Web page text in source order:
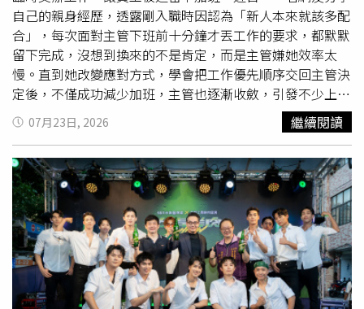
而不是把怨氣投射到另一個靠多年努力才改善生活的家庭。
她認為，每個家庭的人生際遇不同，不應因為眼前的不順
遂，就否定他人多年累積的成果。經過幾天沉澱後，原PO
決定向男友提出分手。她坦言，男友平時對她很好，交往多
年從未嫌棄她，也不曾因她家境較好就想占便宜，兩人相處
一直相當平順。然而，這次事件讓她發現，男友內心始終無
法真正接受別人透過努力獲得較好的生活，甚至在自己遭遇
挫折時，希望別人的生活不要比自己幸福，這樣的價值觀差
異，才是她決定放下這段感情的關鍵原因。貼文曝光後掀起
熱烈討論，不少網友留言表示，「很多人只看見別人今天過
得好，卻沒看到背後付出的代價」、「你爸爸享受的是努力
幾十年後的成果，不是幸運得來的」、「真正該檢討的是羞
辱他爸爸的主管，而不是羨慕別人的人生」，也有人認為，
男方真正介意的並非主管，而是長期累積的心理落差與比較
心態，若價值觀無法取得共識，即使繼續交往，未來婚姻與
理解自己的人出現，不論男女，都可能因此產生依賴，「真
正吸引人的，不一定是外貌，而是有人願意共情、願意讓你
覺得被理解。」也有網友分析，若只是單純追求刺激或肉體
關係，通常不太會選擇外貌條件並不突出的對象，因此這類
婚外情更可能是在原有關係中缺乏情感共鳴，進而向外尋求
慰藉，而不是單純迷戀年輕或漂亮。另一派網友則認為，把
焦點放在41歲其實沒有太大意義，「37歲和41歲也才差4
歲，有什麼好大驚小怪？」「年輕就是最大的優勢嗎？」
「如果年輕女生除了年紀小之外沒有其他優點，時間久了還
是會膩。」也有人反問，「正宮除了比較年輕之外，還有什
麼值得拿來比較？」認為成熟女性累積的人生閱歷、溝通能
力、情緒穩定度，以及待人處事方式，都可能是吸引異性的
原因，未必是年輕女性能夠取代。不少網友最後也強調，第
三者的年齡、外貌或條件，其實都不是事件真正的重點。無
論外遇對象是年輕或年長，都無法合理化婚內出軌的行為。
自己的親身經歷，透露剛入職時因認為「新人本來就該多配
合」，每次面對主管下班前十分鐘才丟工作的要求，都默默
留下完成，沒想到換來的不是肯定，而是主管嫌她效率太
慢。直到她改變應對方式，學會把工作優先順序交回主管決
定後，不僅成功減少加班，主管也逐漸收斂，引發不少上班
族共鳴。一名網友日前在
以「我主管超愛下班前丟工
作」為題發文表示，公司規定下午6點下班，但主管幾乎養
離開時，才突然走過來交辦新工作，要求當天完成。原PO
表示，自己剛到公司時認為新人本來就應該配合，因此每次
都留下加班把事情做完，沒想到主管非但沒有因此提前交辦
工作，反而愈來愈常在下班前才分派任務。最令她難以接受
的是，有次她加班完成工作後，隔天主管竟直接對她說：
「效率可以再快一點嗎？」讓她相當傻眼，心想工作都已經
快下班才交辦，到底還能要求多快完成。她指出，主管這種
07月23日, 2026 繼續閱讀